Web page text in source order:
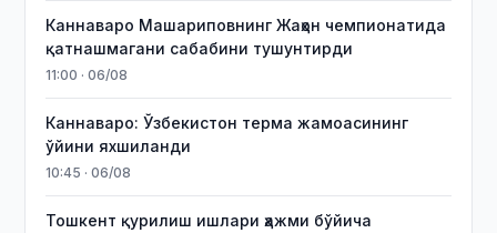
Каннаваро Машариповнинг Жаҳон чемпионатида
қатнашмагани сабабини тушунтирди
11:00 · 06/08
Каннаваро: Ўзбекистон терма жамоасининг
ўйини яхшиланди
10:45 · 06/08
Тошкент қурилиш ишлари ҳажми бўйича